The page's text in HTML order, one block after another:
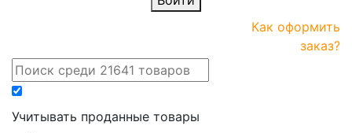
Как оформить
заказ?
Учитывать проданные товары